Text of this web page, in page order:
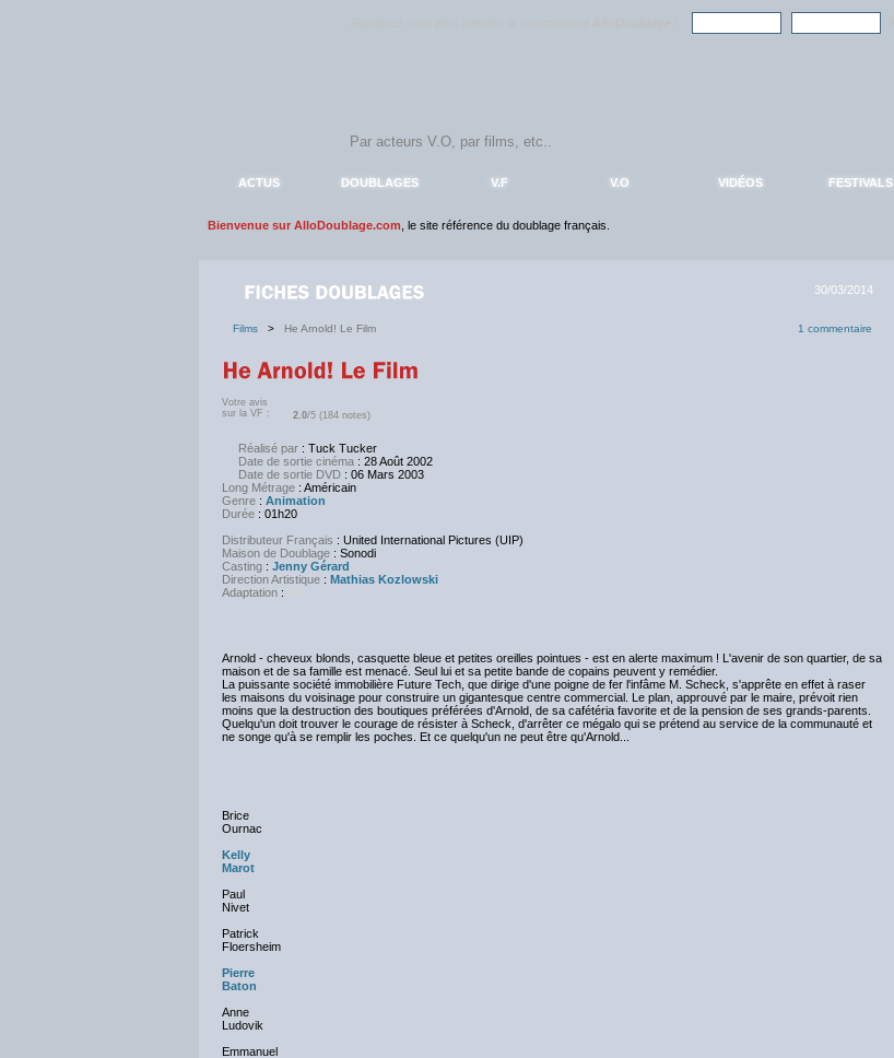
ACTUS DOUBLAGES V.F V.O VIDÉOS FESTIVALS
Bienvenue sur AlloDoublage.com , le site référence du doublage français.
30/03/2014
Films > He Arnold! Le Film 1 commentaire
Votre avis
sur la VF :
2.0/5 (184 notes)
Réalisé par : Tuck Tucker
Date de sortie cinéma : 28 Août 2002
Date de sortie DVD : 06 Mars 2003
Long Métrage : Américain
Genre : Animation
Durée : 01h20
Distributeur Français : United International Pictures (UIP)
Maison de Doublage : Sonodi
Casting : Jenny Gérard
Direction Artistique : Mathias Kozlowski
Adaptation :
Arnold - cheveux blonds, casquette bleue et petites oreilles pointues - est en alerte maximum ! L'avenir de son quartier, de sa
maison et de sa famille est menacé. Seul lui et sa petite bande de copains peuvent y remédier.
La puissante société immobilière Future Tech, que dirige d'une poigne de fer l'infâme M. Scheck, s'apprête en effet à raser
les maisons du voisinage pour construire un gigantesque centre commercial. Le plan, approuvé par le maire, prévoit rien
moins que la destruction des boutiques préférées d'Arnold, de sa cafétéria favorite et de la pension de ses grands-parents.
Quelqu'un doit trouver le courage de résister à Scheck, d'arrêter ce mégalo qui se prétend au service de la communauté et
ne songe qu'à se remplir les poches. Et ce quelqu'un ne peut être qu'Arnold...
Brice
Ournac
Kelly
Marot
Paul
Nivet
Patrick
Floersheim
Pierre
Baton
Anne
Ludovik
Emmanuel